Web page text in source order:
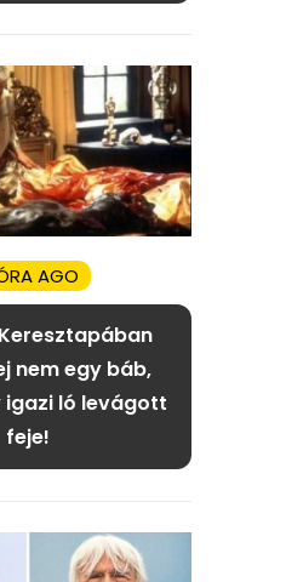
AGO
nem egy báb,
igazi ló levágott
feje!